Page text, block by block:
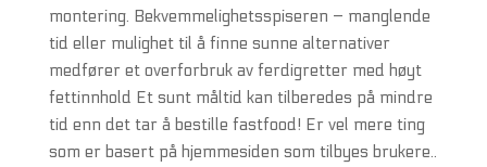
montering. Bekvemmelighetsspiseren – manglende
tid eller mulighet til å finne sunne alternativer
medfører et overforbruk av ferdigretter med høyt
fettinnhold Et sunt måltid kan tilberedes på mindre
tid enn det tar å bestille fastfood! Er vel mere ting
som er basert på hjemmesiden som tilbyes brukere..